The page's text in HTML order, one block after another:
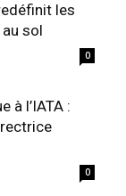
les
sol
0
à l’IATA :
0